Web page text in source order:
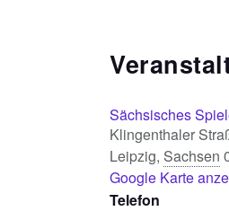
Sächsisches
Klingenthaler
Leipzig, Sachsen
Google Karte
Telefon